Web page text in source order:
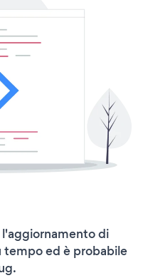
l'aggiornamento di
tempo ed è probabile